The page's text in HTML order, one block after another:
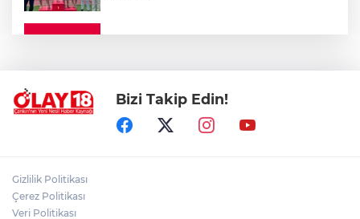
ADEM YAYLACI ELDİVAN'DA DUALARLA
TOPRAĞA VERİLDİ
Bizi Takip Edin!
Gizlilik Politikası
Çerez Politikası
Veri Politikası